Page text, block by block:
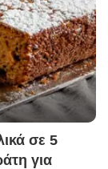
σε 5
για